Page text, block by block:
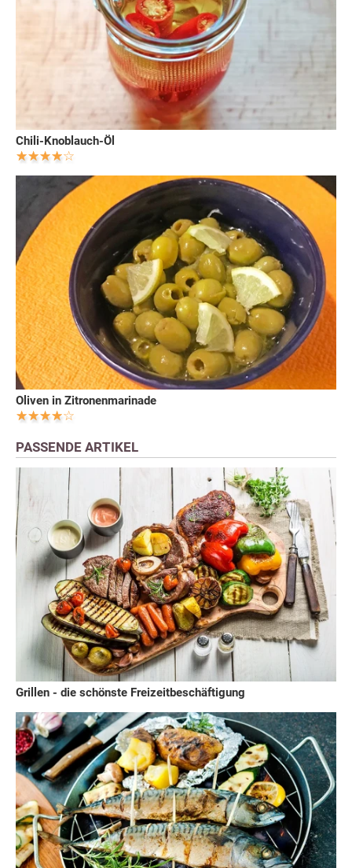
Chili-Knoblauch-Öl
Oliven in Zitronenmarinade
PASSENDE ARTIKEL
Grillen - die schönste Freizeitbeschäftigung